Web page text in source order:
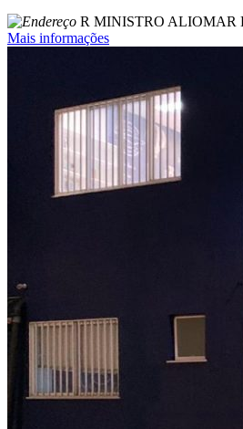
R MINISTRO ALIOMAR
Mais informações